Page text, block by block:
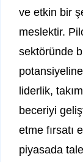
ve etkin bir
meslektir.
sektöründe
liderlik,
beceriyi
etme fırsatı
piyasada